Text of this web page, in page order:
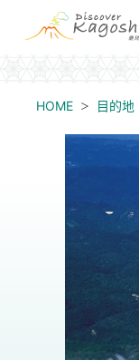
HOME 目的地